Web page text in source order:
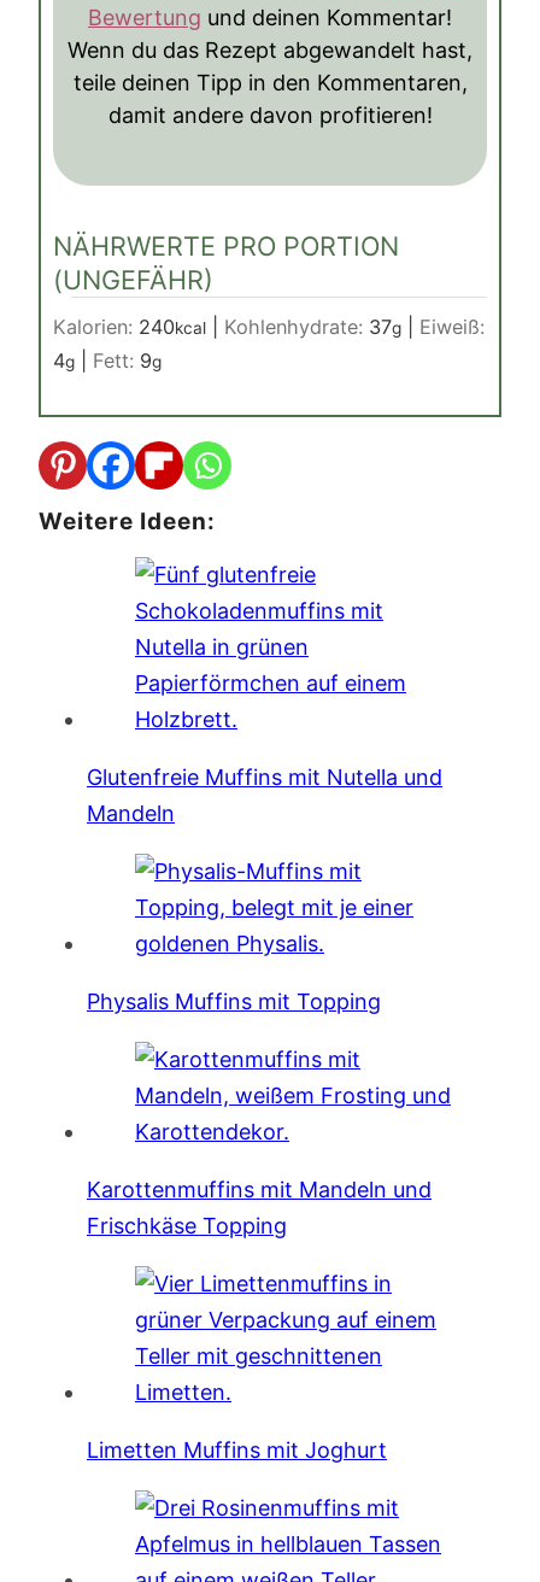
Bewertung und deinen Kommentar!
Wenn du das Rezept abgewandelt hast,
teile deinen Tipp in den Kommentaren,
damit andere davon profitieren!
NÄHRWERTE PRO PORTION
(UNGEFÄHR)
Kalorien: 240kcal Kohlenhydrate: 37g
Eiweiß:
4g Fett: 9g
Weitere Ideen:
Glutenfreie Muffins mit Nutella und
Mandeln
Physalis Muffins mit Topping
Karottenmuffins mit Mandeln und
Frischkäse Topping
Limetten Muffins mit Joghurt